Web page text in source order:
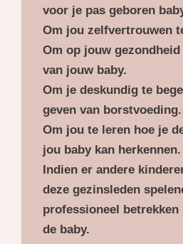
voor je pas geboren
Om jou zelfvertrouwen
Om op jouw
van jouw baby.
Om je deskundig te
geven van borstvoeding.
Om jou te leren hoe je
jou baby kan herkennen.
Indien er andere
deze gezinsleden
professioneel
de baby.